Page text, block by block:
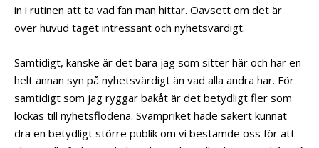
in i rutinen att ta vad fan man hittar. Oavsett om det är
över huvud taget intressant och nyhetsvärdigt.
Samtidigt, kanske är det bara jag som sitter här och har en
helt annan syn på nyhetsvärdigt än vad alla andra har. För
samtidigt som jag ryggar bakåt är det betydligt fler som
lockas till nyhetsflödena. Svampriket hade säkert kunnat
dra en betydligt större publik om vi bestämde oss för att